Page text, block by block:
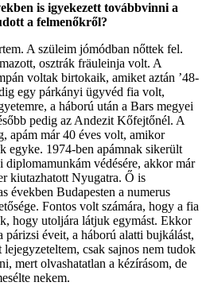
is igyekezett továbbvinni a
a felmenőkről?
A szüleim jómódban nőttek fel.
osztrák fräuleinja volt. A
voltak birtokaik, amiket aztán ’48-
egy párkányi ügyvéd fia volt,
a háború után a Bars megyei
pedig az Andezit Kőfejtőnél. A
apám már 40 éves volt, amikor
egyke. 1974-ben apámnak sikerült
védésére, akkor már
kiutazhatott Nyugatra. Ő is
években Budapesten a numerus
Fontos volt számára, hogy a fia
hogy utoljára látjuk egymást. Ekkor
párizsi éveit, a háború alatti bujkálást,
csak sajnos nem tudok
mert olvashatatlan a kézírásom, de
nekem.